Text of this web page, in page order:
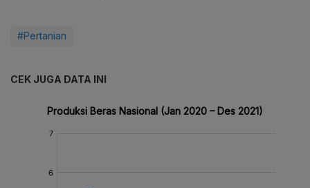
#Pertanian
CEK JUGA DATA INI